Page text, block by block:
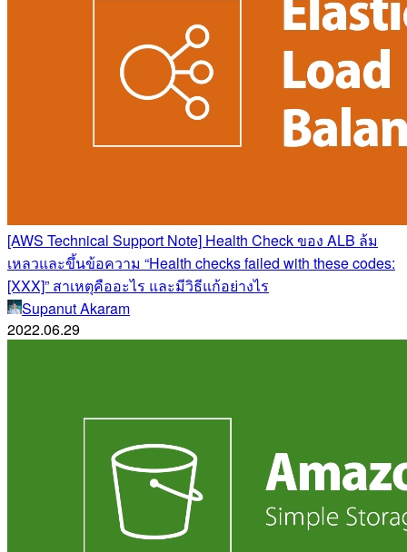
[AWS Technical Support Note] Health Check ของ ALB ล้ม
เหลวและขึ้นข้อความ “Health checks failed with these codes:
[XXX]” สาเหตุคืออะไร และมีวิธีแก้อย่างไร
Supanut Akaram
2022.06.29